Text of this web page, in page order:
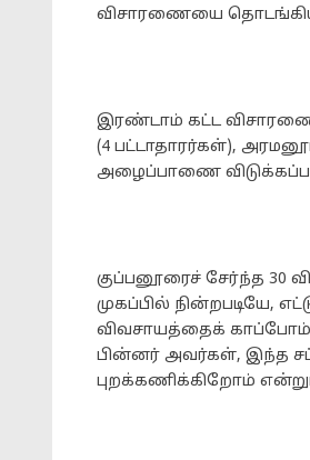
விசாரணையை
இரண்டாம் கட்ட
(4 பட்டாதாரர்கள்),
அழைப்பாணை
குப்பனூரைச் சேர்ந்த 30
முகப்பில் நின்றபடியே,
விவசாயத்தைக்
பின்னர் அவர்கள், இந்த
புறக்கணிக்கிறோம்